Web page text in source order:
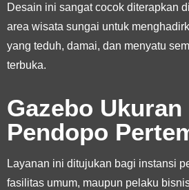
Desain ini sangat cocok diterapkan
area wisata sungai untuk
yang teduh, damai, dan menyatu
terbuka.
Gazebo
Pendopo
Layanan ini ditujukan bagi instansi
fasilitas umum, maupun pelaku